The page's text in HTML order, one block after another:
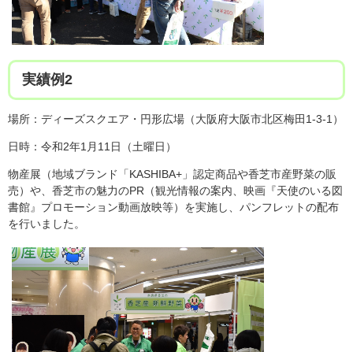
実績例2
場所：ディーズスクエア・円形広場（大阪府大阪市北区梅田1-3-1）
日時：令和2年1月11日（土曜日）
物産展（地域ブランド「KASHIBA+」認定商品や香芝市産野菜の販
売）や、香芝市の魅力のPR（観光情報の案内、映画『天使のいる図
書館』プロモーション動画放映等）を実施し、パンフレットの配布
を行いました。